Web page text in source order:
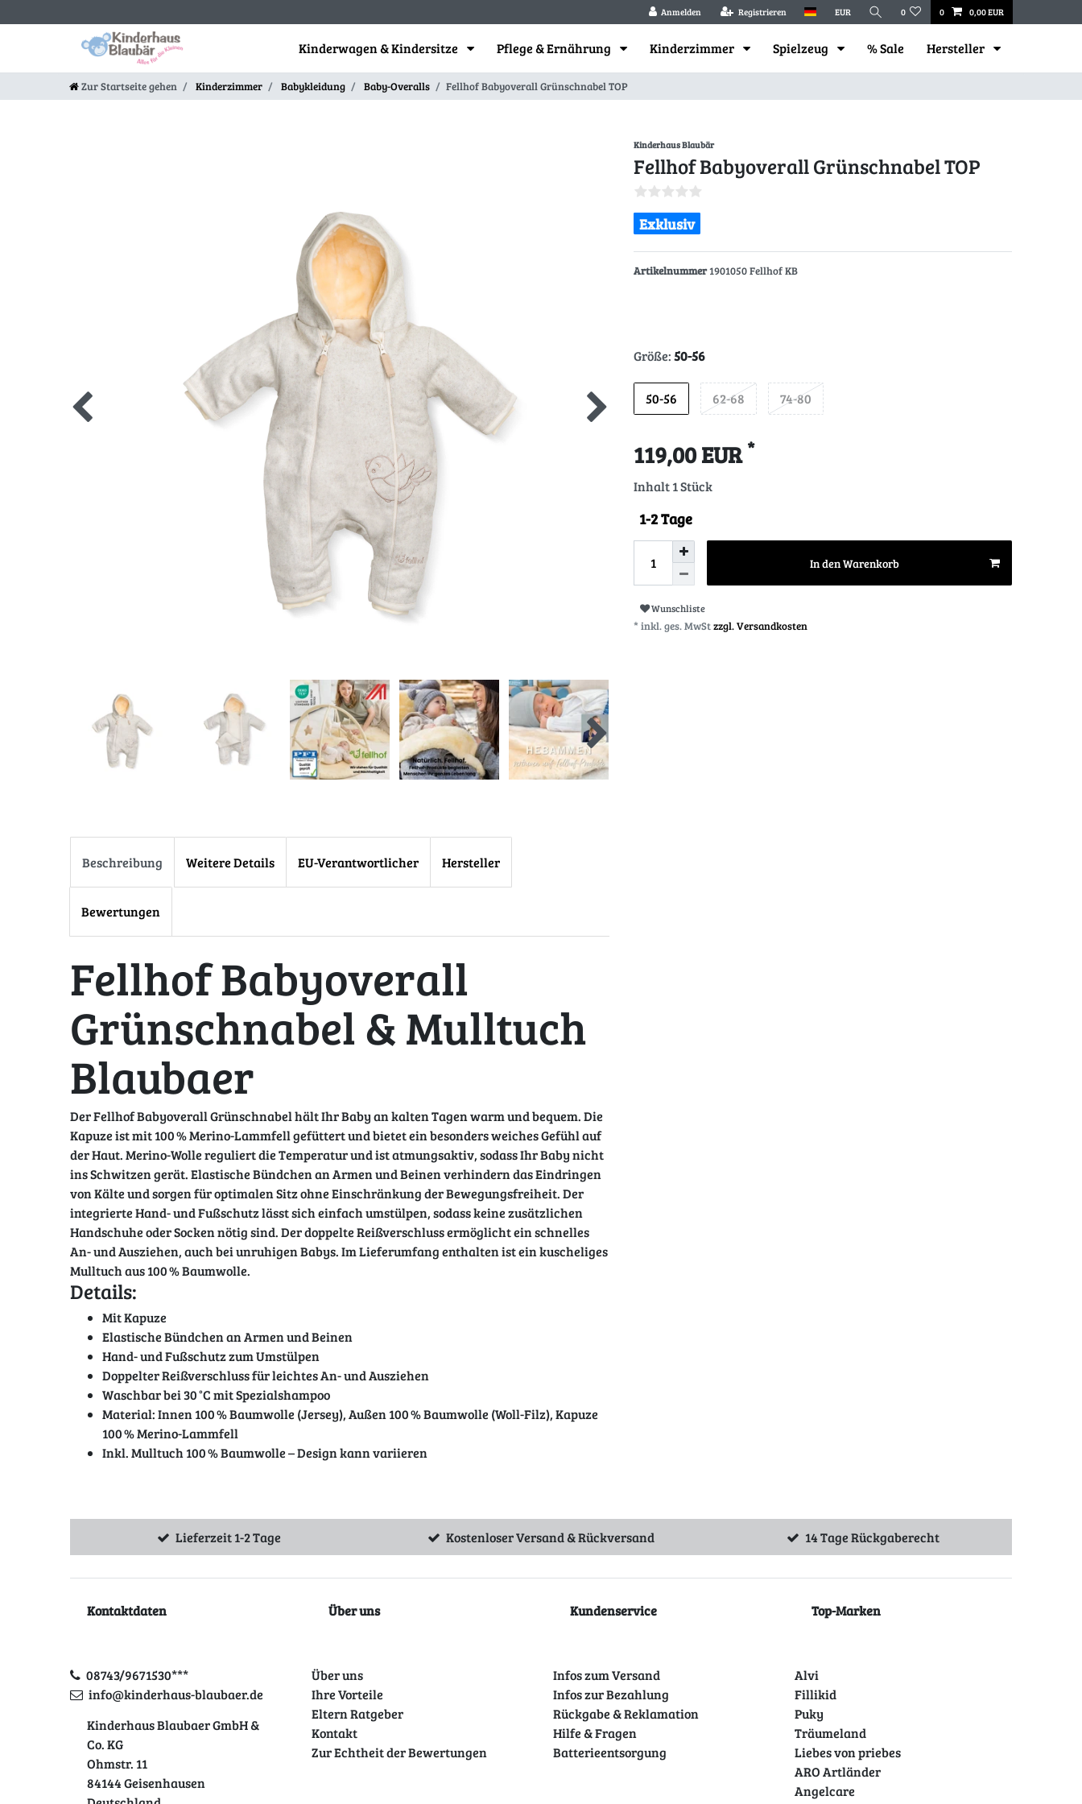
Anmelden Registrieren EUR 0 0 0,00 EUR
Kinderwagen & Kindersitze Pflege & Ernährung Kinderzimmer Spielzeug % Sale Hersteller
Zur Startseite gehen Kinderzimmer Babykleidung Baby-Overalls Fellhof Babyoverall Grünschnabel TOP
Kinderhaus Blaubär
Fellhof Babyoverall Grünschnabel TOP
Exklusiv
Artikelnummer1901050 Fellhof KB
Größe:50-56
50-56 62-68 74-80
119,00 EUR *
Inhalt1Stück
1-2 Tage
In den Warenkorb
Wunschliste
* inkl. ges. MwStzzgl. Versandkosten
Beschreibung Weitere Details EU-Verantwortlicher Hersteller
Bewertungen
Fellhof Babyoverall
Grünschnabel & Mulltuch
Blaubaer
Der Fellhof Babyoverall Grünschnabel hält Ihr Baby an kalten Tagen warm und bequem. Die
Kapuze ist mit 100 % Merino-Lammfell gefüttert und bietet ein besonders weiches Gefühl auf
der Haut. Merino-Wolle reguliert die Temperatur und ist atmungsaktiv, sodass Ihr Baby nicht
ins Schwitzen gerät. Elastische Bündchen an Armen und Beinen verhindern das Eindringen
von Kälte und sorgen für optimalen Sitz ohne Einschränkung der Bewegungsfreiheit. Der
integrierte Hand- und Fußschutz lässt sich einfach umstülpen, sodass keine zusätzlichen
Handschuhe oder Socken nötig sind. Der doppelte Reißverschluss ermöglicht ein schnelles
An- und Ausziehen, auch bei unruhigen Babys. Im Lieferumfang enthalten ist ein kuscheliges
Mulltuch aus 100 % Baumwolle.
Details:
Mit Kapuze
Elastische Bündchen an Armen und Beinen
Hand- und Fußschutz zum Umstülpen
Doppelter Reißverschluss für leichtes An- und Ausziehen
Waschbar bei 30 °C mit Spezialshampoo
Material: Innen 100 % Baumwolle (Jersey), Außen 100 % Baumwolle (Woll-Filz), Kapuze
100 % Merino-Lammfell
Inkl. Mulltuch 100 % Baumwolle – Design kann variieren
Lieferzeit 1-2 Tage Kostenloser Versand & Rückversand 14 Tage Rückgaberecht
Kontaktdaten
08743/9671530***
info@kinderhaus-blaubaer.de
Kinderhaus Blaubaer GmbH &
Co. KG
Ohmstr. 11
84144 Geisenhausen
Über uns
Über uns
Ihre Vorteile
Eltern Ratgeber
Kontakt
Zur Echtheit der Bewertungen
Kundenservice
Infos zum Versand
Infos zur Bezahlung
Rückgabe & Reklamation
Hilfe & Fragen
Batterieentsorgung
Top-Marken
Alvi
Fillikid
Puky
Träumeland
Liebes von priebes
ARO Artländer
Angelcare